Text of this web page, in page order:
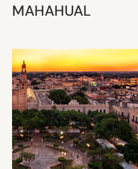
MAHAHUAL